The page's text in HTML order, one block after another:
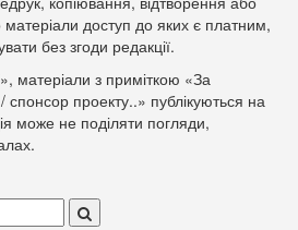
доступ до яких є платним,
без згоди редакції.
матеріали з приміткою «За
проекту..» публікуються на
може не поділяти погляди,